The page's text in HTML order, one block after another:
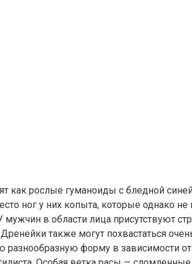
как рослые гуманоиды с бледной
ног у них копыта, которые однако
мужчин в области лица присутствуют
Дренейки также могут похвастаться
разнообразную форму в зависимости